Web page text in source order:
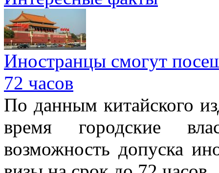
Иностранцы смогут
72 часов
По данным китайского
время городские
возможность допуска